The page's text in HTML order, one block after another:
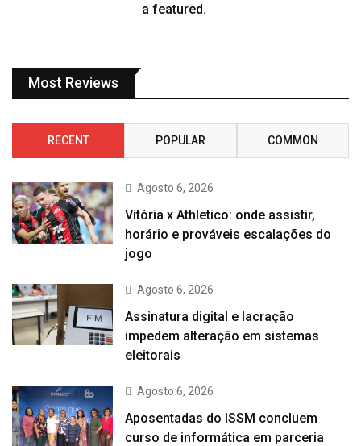
a featured.
Most Reviews
RECENT POPULAR COMMON
Agosto 6, 2026
Vitória x Athletico: onde assistir,
horário e prováveis escalações do
jogo
Agosto 6, 2026
Assinatura digital e lacração
impedem alteração em sistemas
eleitorais
Agosto 6, 2026
Aposentadas do ISSM concluem
curso de informática em parceria